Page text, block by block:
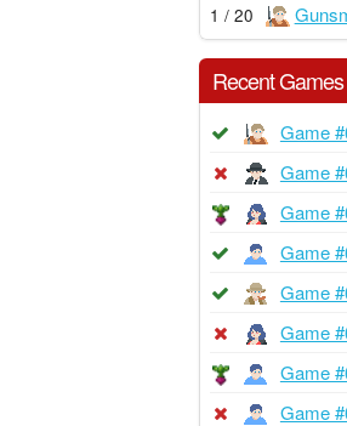
1 / 20
Recent Games
Game
Game
Game
Game
Game
Game
Game
Game